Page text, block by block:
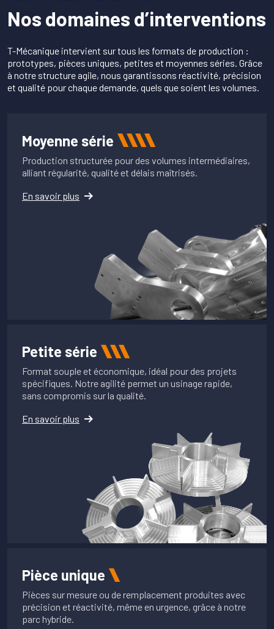
Nos domaines d’interventions
T-Mécanique intervient sur tous les formats de production :
prototypes, pièces uniques, petites et moyennes séries. Grâce
à notre structure agile, nous garantissons réactivité, précision
et qualité pour chaque demande, quels que soient les volumes.
Moyenne série
Production structurée pour des volumes intermédiaires,
alliant régularité, qualité et délais maîtrisés.
En savoir plus
Petite série
Format souple et économique, idéal pour des projets
spécifiques. Notre agilité permet un usinage rapide,
sans compromis sur la qualité.
En savoir plus
Pièce unique
Pièces sur mesure ou de remplacement produites avec
précision et réactivité, même en urgence, grâce à notre
parc hybride.